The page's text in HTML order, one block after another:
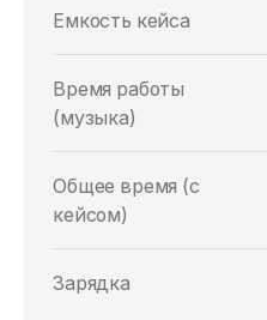
Емкость кейса
Время работы
(музыка)
Общее время (с
кейсом)
Зарядка